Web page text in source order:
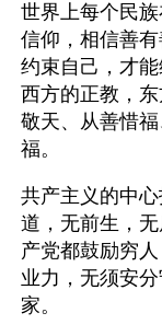
世界上每个民
信仰，相信善
约束自己，才
西方的正教，
敬天、从善惜
福。
共产主义的中
道，无前生，
产党都鼓励穷
业力，无须安
家。